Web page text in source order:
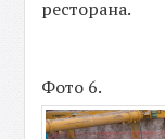
ресторана.
Фото 6.